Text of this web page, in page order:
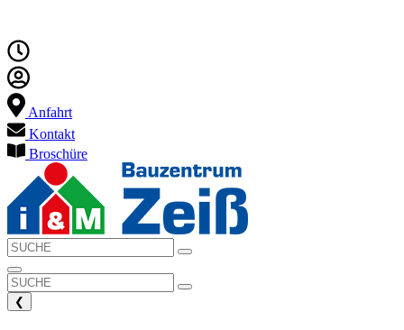
Anfahrt
Kontakt
Broschüre
❮